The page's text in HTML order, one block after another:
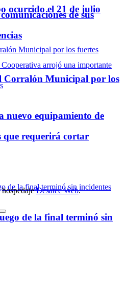
de sus
nuevo equipamiento de
que requerirá cortar
de la final terminó sin
ocurrido el 21 de julio
Corralón Municipal por los
Desatec Web.